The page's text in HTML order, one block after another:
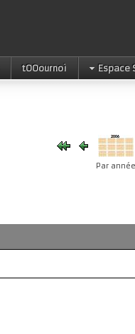
tOOournoi Espace
Par année